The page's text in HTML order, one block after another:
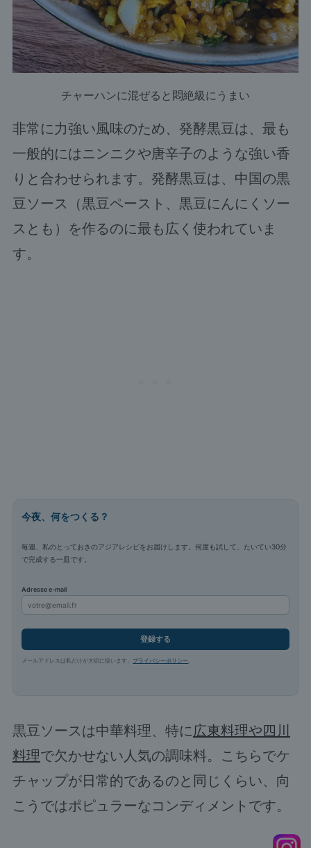
チャーハンに混ぜると悶絶級にうまい
非常に力強い風味のため、発酵黒豆は、最も
一般的にはニンニクや唐辛子のような強い香
りと合わせられます。発酵黒豆は、中国の黒
豆ソース（黒豆ペースト、黒豆にんにくソー
スとも）を作るのに最も広く使われていま
す。
今夜、何をつくる？
毎週、私のとっておきのアジアレシピをお届けします。何度も試して、たいてい30分
で完成する一皿です。
Adresse e-mail
登録する
メールアドレスは私だけが大切に扱います。 プライバシーポリシー
黒豆ソースは中華料理、特に広東料理や四川
料理で欠かせない人気の調味料。こちらでケ
チャップが日常的であるのと同じくらい、向
こうではポピュラーなコンディメントです。